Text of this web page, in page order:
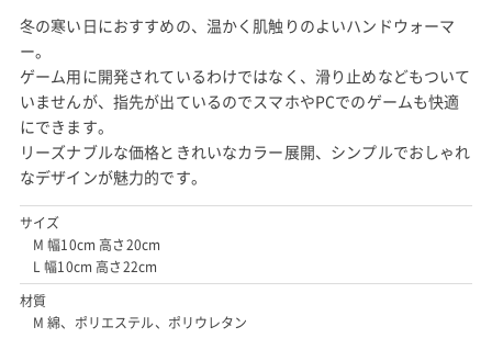
冬の寒い日におすすめの、温かく肌触りのよいハンドウォーマ
ー。
ゲーム用に開発されているわけではなく、滑り止めなどもついて
いませんが、指先が出ているのでスマホやPCでのゲームも快適
にできます。
リーズナブルな価格ときれいなカラー展開、シンプルでおしゃれ
なデザインが魅力的です。
サイズ
M 幅10cm 高さ20cm
L 幅10cm 高さ22cm
材質
M 綿、ポリエステル、ポリウレタン